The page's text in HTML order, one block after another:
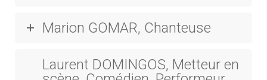
Marion GOMAR, Chanteuse
Laurent DOMINGOS, Metteur en